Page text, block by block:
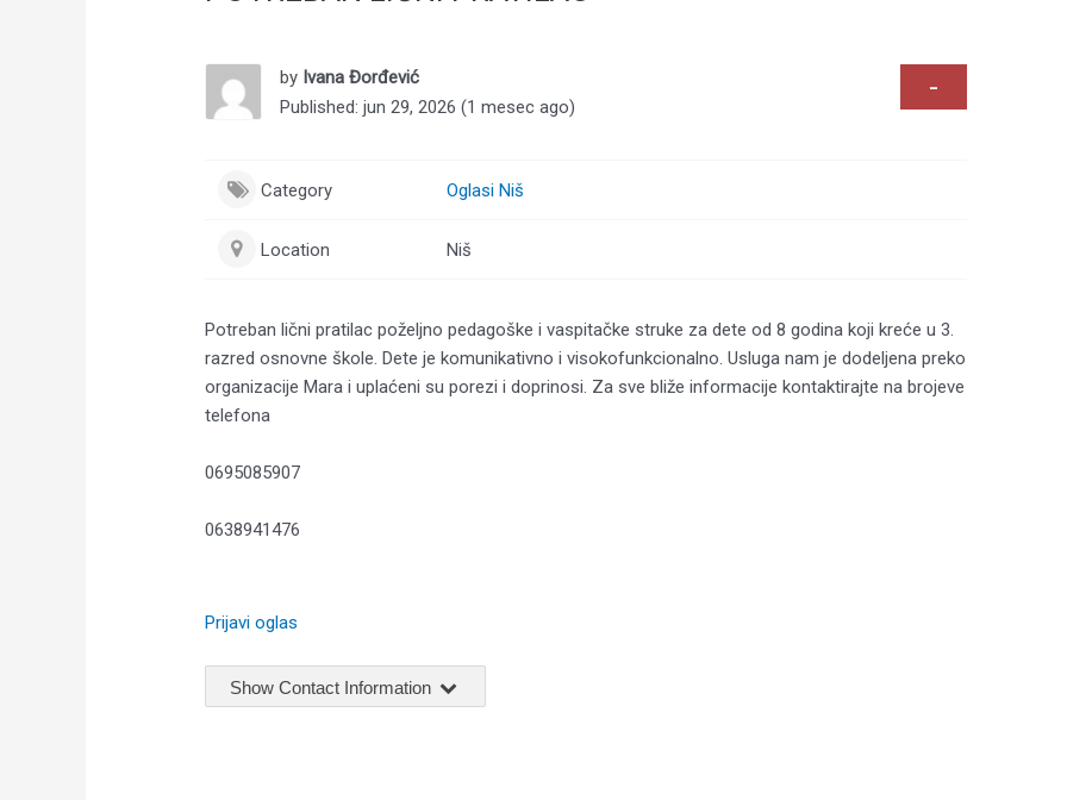
by Ivana Đorđević
Published: jun 29, 2026 (1 mesec ago)
-
Category Oglasi Niš
Location Niš
Potreban lični pratilac poželjno pedagoške i vaspitačke struke za dete od 8 godina koji kreće u 3.
razred osnovne škole. Dete je komunikativno i visokofunkcionalno. Usluga nam je dodeljena preko
organizacije Mara i uplaćeni su porezi i doprinosi. Za sve bliže informacije kontaktirajte na brojeve
telefona
0695085907
0638941476
Prijavi oglas
Show Contact Information